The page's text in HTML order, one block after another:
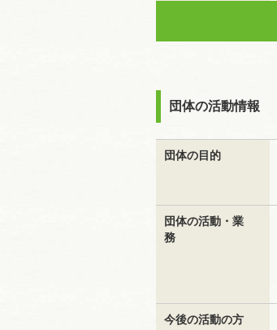
団体の活動情報
団体の目的
団体の活動・業
務
今後の活動の方